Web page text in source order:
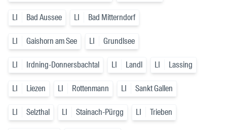
LI Bad Aussee LI Bad Mitterndorf
LI Gaishorn am See LI Grundlsee
LI Irdning-Donnersbachtal LI Landl LI Lassing
LI Liezen LI Rottenmann LI Sankt Gallen
LI Selzthal LI Stainach-Pürgg LI Trieben